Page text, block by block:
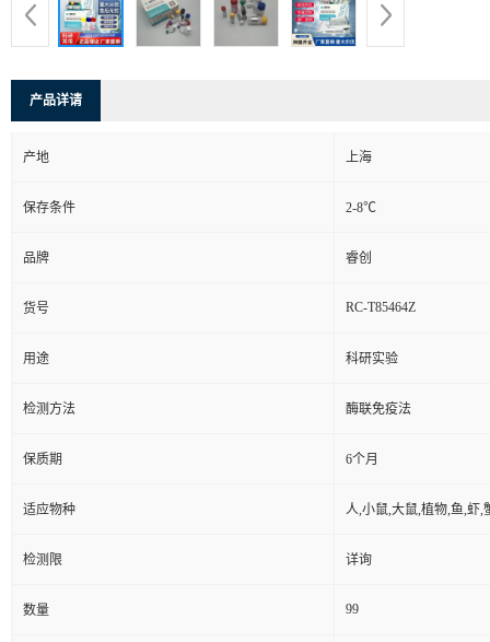
产品详请
产地 上海
保存条件 2-8℃
品牌 睿创
货号 RC-T85464Z
用途 科研实验
检测方法 酶联免疫法
保质期 6个月
适应物种 人,小鼠,大鼠,植物,鱼,虾,
检测限 详询
数量 99